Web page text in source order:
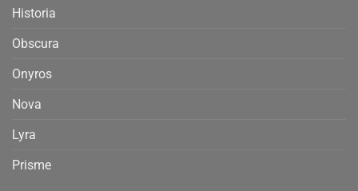
Historia
Obscura
Onyros
Nova
Lyra
Prisme